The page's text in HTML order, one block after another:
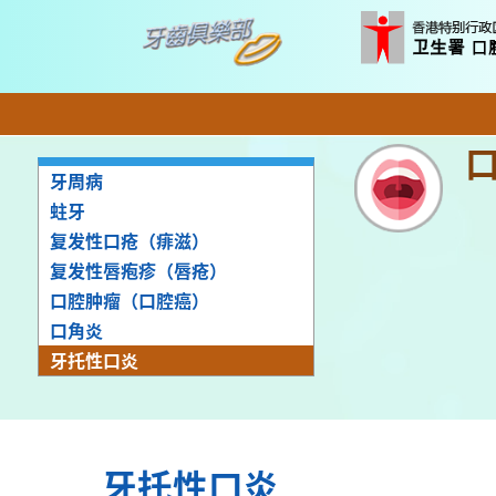
牙周病
蛀牙
复发性口疮（痱滋）
复发性唇疱疹（唇疮）
口腔肿瘤（口腔癌）
口角炎
牙托性口炎
牙托性口炎